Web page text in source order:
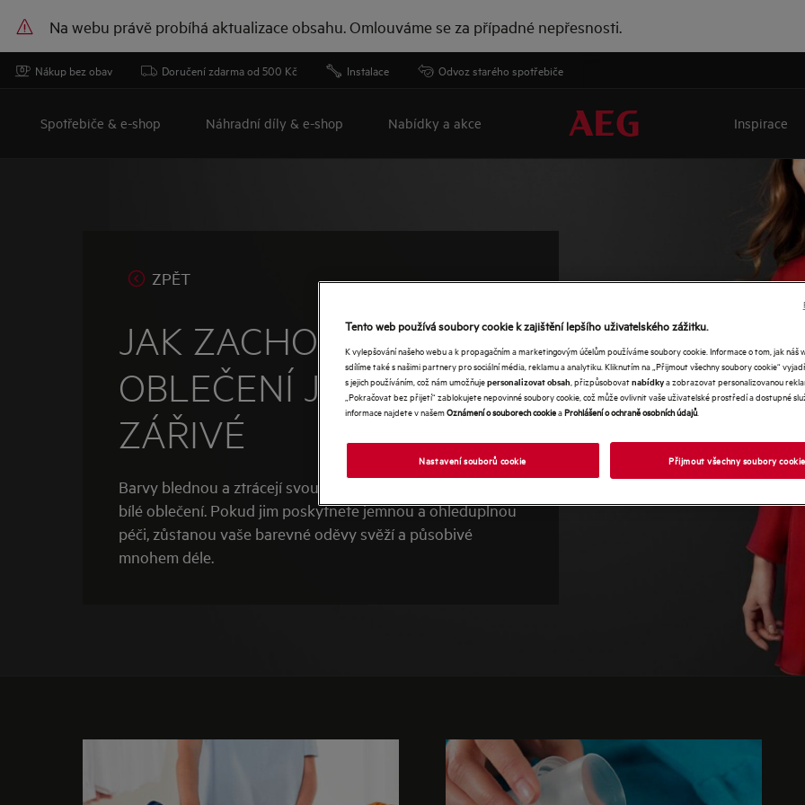
Na webu právě probíhá aktualizace obsahu. Omlouváme se za případné nepřesnosti.
Nákup bez obav Doručení zdarma od 500 Kč Instalace Odvoz starého spotřebiče
Spotřebiče & e-shop Náhradní díly & e-shop Nabídky a akce Inspirace
ZPĚT
JAK ZACHOVAT BARVY
OBLEČENÍ JASNÉ A
ZÁŘIVÉ
Barvy blednou a ztrácejí svou sytost rychleji než tmavé a
bílé oblečení. Pokud jim poskytnete jemnou a ohleduplnou
péči, zůstanou vaše barevné oděvy svěží a působivé
mnohem déle.
Tento web používá soubory cookie k zajištění lepšího uživatelského zážitku.
K vylepšování našeho webu a k propagačním a marketingovým účelům používáme soubory cookie. Informace o tom, jak náš
sdílíme také s našimi partnery pro sociální média, reklamu a analytiku. Kliknutím na „Přijmout všechny soubory cookie“
s jejich používáním, což nám umožňujepersonalizovat obsah , přizpůsobovatnabídkya zobrazovat personalizovanou
„Pokračovat bez přijetí“ zablokujete nepovinné soubory cookie, což může ovlivnit vaše uživatelské prostředí a dostupné
informace najdete v našemOznámení o souborech cookieaProhlášení o ochraně osobních údajů
Nastavení souborů cookie Přijmout všechny soubory cookie